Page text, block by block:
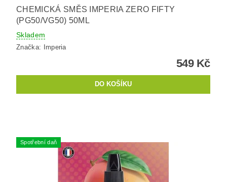
CHEMICKÁ SMĚS IMPERIA ZERO FIFTY
(PG50/VG50) 50ML
Skladem
Značka: Imperia
549 Kč
Spotřební daň